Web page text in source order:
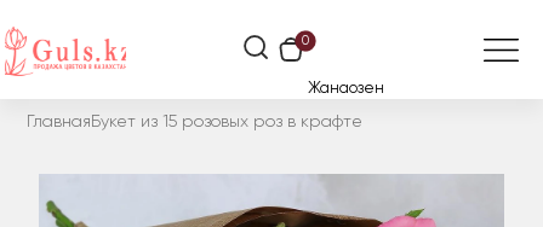
0
Жанаозен
Главная Букет из 15 розовых роз в крафте